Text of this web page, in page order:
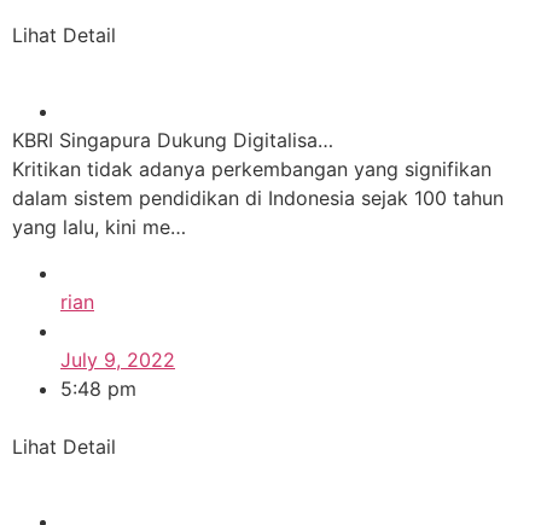
Lihat Detail
KBRI Singapura Dukung Digitalisa…
Kritikan tidak adanya perkembangan yang signifikan
dalam sistem pendidikan di Indonesia sejak 100 tahun
yang lalu, kini me…
rian
July 9, 2022
5:48 pm
Lihat Detail